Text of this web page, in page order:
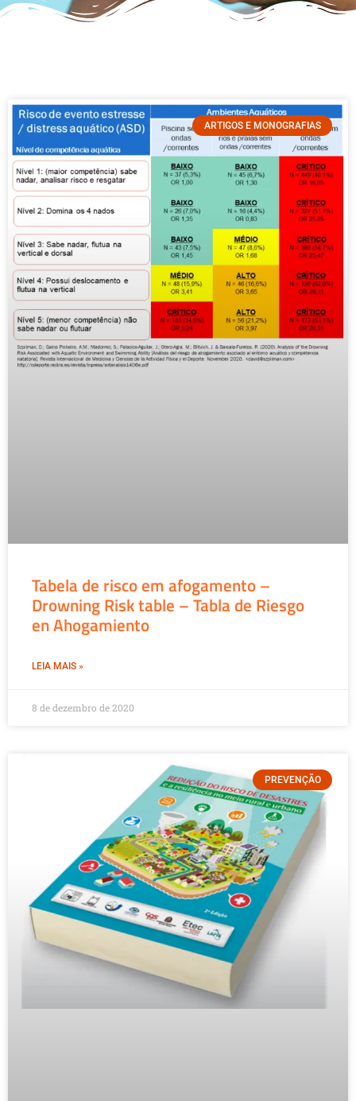
ARTIGOS E MONOGRAFIAS
Tabela de risco em afogamento –
Drowning Risk table – Tabla de Riesgo
en Ahogamiento
LEIA MAIS »
8 de dezembro de 2020
PREVENÇÃO